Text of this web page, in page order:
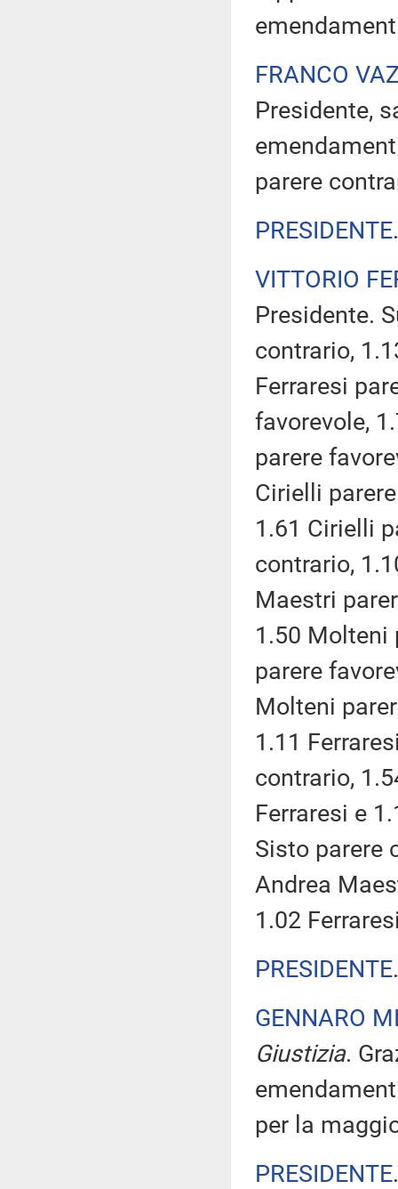
FRANCO
Presidente,
parere
PRESIDENTE
VITTORIO
Presidente.
contrario,
Ferraresi
favorevole,
parere
Cirielli
1.61 Cirielli
contrario,
Maestri
1.50 Molteni
parere
Molteni
1.11
contrario,
Ferraresi e
Sisto parere
Andrea
1.02
PRESIDENTE
GENNARO
Giustizia.
per la
PRESIDENTE